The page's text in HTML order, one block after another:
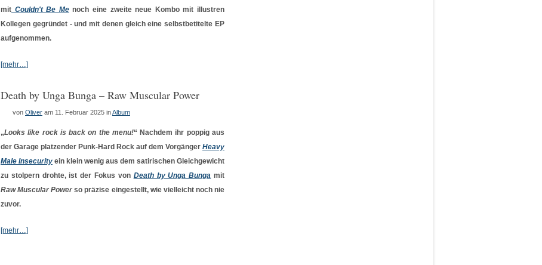
mit Couldn't Be Menoch eine zweite neue Kombo mit illustren
Kollegen gegründet - und mit denen gleich eine selbstbetitelte EP
aufgenommen.
[mehr…]
Death by Unga Bunga – Raw Muscular Power
von Oliver am 11. Februar 2025 inAlbum
„Looks like rock is back on the menu!“ Nachdem ihr poppig aus
der Garage platzender Punk-Hard Rock auf dem Vorgänger Heavy
Male Insecurity ein klein wenig aus dem satirischen Gleichgewicht
zu stolpern drohte, ist der Fokus von Death by Unga Bunga mit
Raw Muscular Power so präzise eingestellt, wie vielleicht noch nie
zuvor.
[mehr…]